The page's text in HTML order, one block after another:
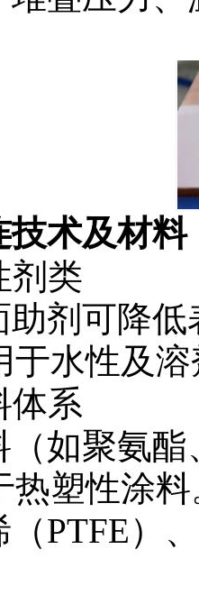
技术及材料
剂类
助剂可降
于水性及
体系
（如聚氨
热塑性涂料
PTFE）